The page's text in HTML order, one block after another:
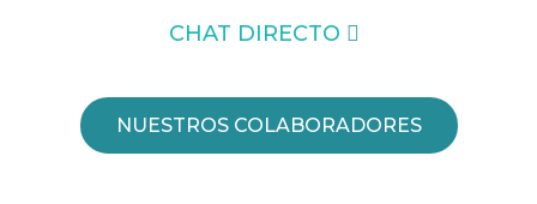
CHAT DIRECTO
NUESTROS COLABORADORES